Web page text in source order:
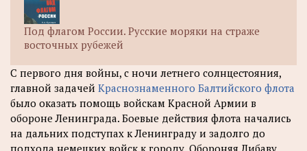
Под флагом России. Русские моряки на страже
восточных рубежей
С первого дня войны, с ночи летнего солнцестояния,
главной задачей Краснознаменного Балтийского флота
было оказать помощь войскам Красной Армии в
обороне Ленинграда. Боевые действия флота начались
на дальних подступах к Ленинграду и задолго до
подхода немецких войск к городу. Обороняя Либаву,